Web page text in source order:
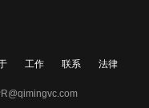
工作 联系 法律